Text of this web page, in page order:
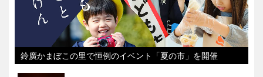
鈴廣かまぼこの里で恒例のイベント「夏の市」を開催